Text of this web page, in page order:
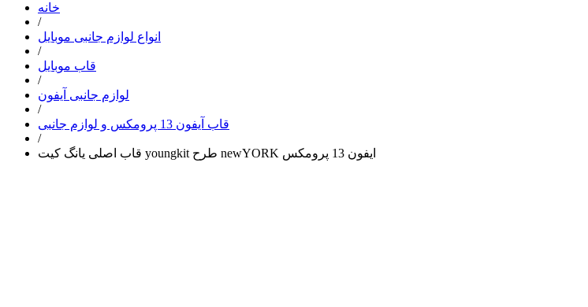
خانه
/
انواع لوازم جانبی موبایل
/
قاب موبایل
/
لوازم جانبی آیفون
/
قاب آیفون 13 پرومکس و لوازم جانبی
/
قاب اصلی یانگ کیت youngkit طرح newYORK ایفون 13 پرومکس